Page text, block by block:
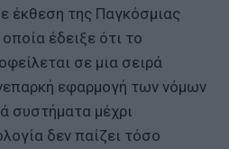
έκθεση της Παγκόσμιας
έδειξε ότι το
σε μια σειρά
εφαρμογή των νόμων
συστήματα μέχρι
δεν παίζει τόσο